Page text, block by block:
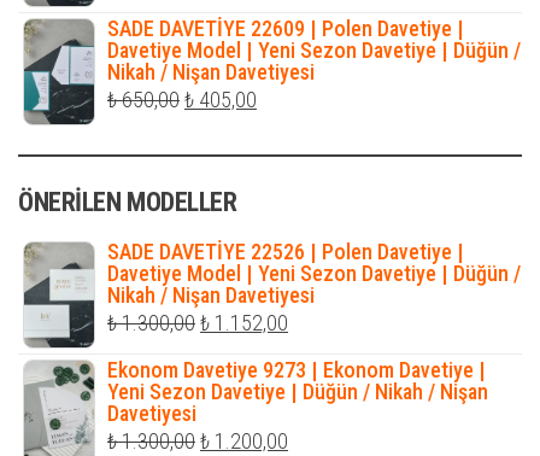
fiyat:
₺ 490,00.
andaki
fiyat:
₺ 316,00.
SADE DAVETİYE 22609 | Polen Davetiye |
Davetiye Model | Yeni Sezon Davetiye | Düğün /
Nikah / Nişan Davetiyesi
₺650,00Orijinal
₺ 405,00
ÖNERILEN MODELLER
SADE DAVETİYE 22526 | Polen Davetiye |
Davetiye Model | Yeni Sezon Davetiye | Düğün /
Nikah / Nişan Davetiyesi
₺1.300,00Orijinal
fiyat:
₺ 1.300,00.
₺ 1.152,00
andaki
fiyat:
Ekonom Davetiye 9273 | Ekonom Davetiye |
Yeni Sezon Davetiye | Düğün / Nikah / Nişan
Davetiyesi
₺1.300,00Orijinal
₺ 1.200,00